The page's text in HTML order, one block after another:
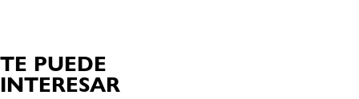
TE PUEDE
INTERESAR